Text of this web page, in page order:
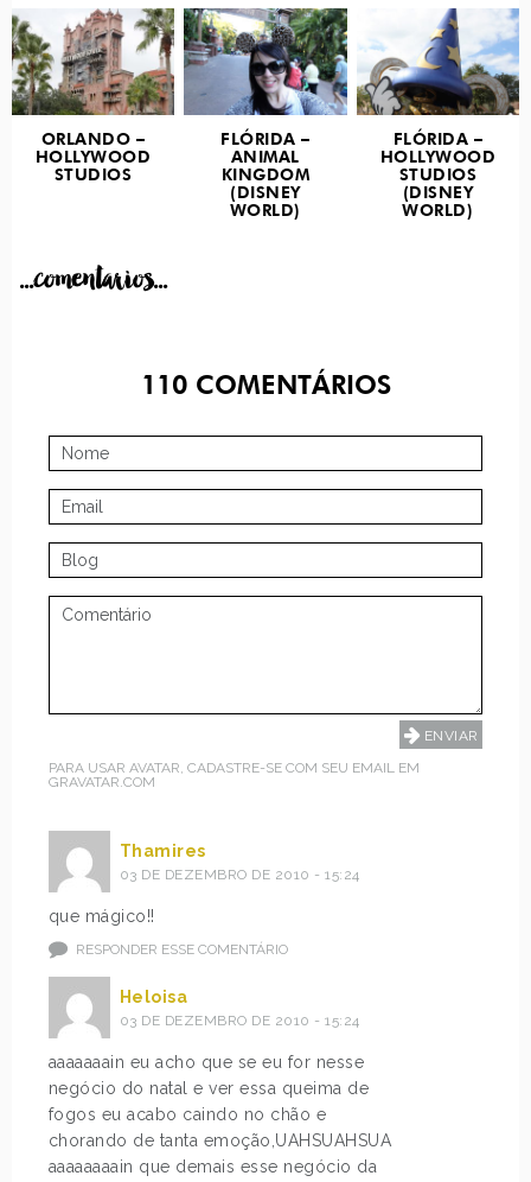
ORLANDO –
HOLLYWOOD
STUDIOS
FLÓRIDA –
ANIMAL
KINGDOM
(DISNEY
WORLD)
FLÓRIDA –
HOLLYWOOD
STUDIOS
(DISNEY
WORLD)
...comentarios...
110COMENTÁRIOS
PARA USAR AVATAR, CADASTRE-SE COM SEU EMAIL EM
GRAVATAR.COM
Thamires
03 DE DEZEMBRO DE 2010 - 15:24
que mágico!!
RESPONDER ESSE COMENTÁRIO
Heloisa
03 DE DEZEMBRO DE 2010 - 15:24
aaaaaaain eu acho que se eu for nesse
negócio do natal e ver essa queima de
fogos eu acabo caindo no chão e
chorando de tanta emoção,UAHSUAHSUA
aaaaaaaain que demais esse negócio da